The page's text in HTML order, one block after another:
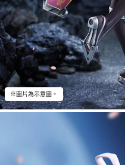
※圖片為示意圖。